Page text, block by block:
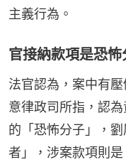
主義行為。
官接納款項是恐
法官認為，案中有
意律政司所指，認
的「恐怖分子」，
者」，涉案款項則